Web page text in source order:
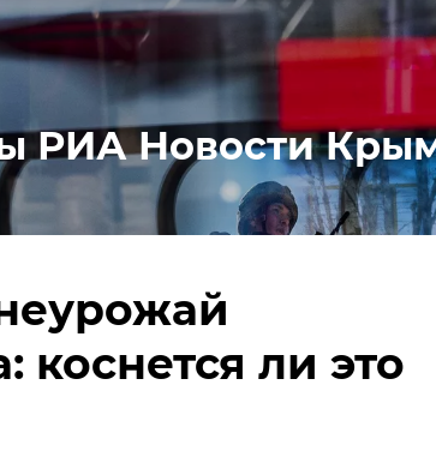
РИА Новости
коснется ли это